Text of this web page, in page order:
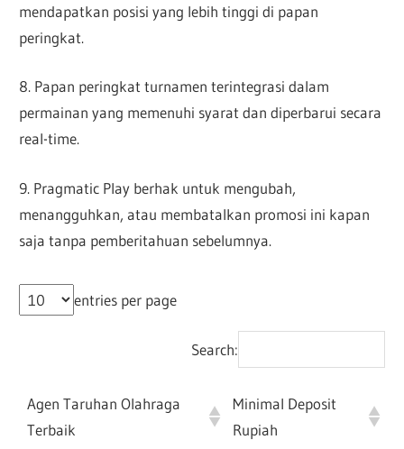
mendapatkan posisi yang lebih tinggi di papan
peringkat.
8. Papan peringkat turnamen terintegrasi dalam
permainan yang memenuhi syarat dan diperbarui secara
real-time.
9. Pragmatic Play berhak untuk mengubah,
menangguhkan, atau membatalkan promosi ini kapan
saja tanpa pemberitahuan sebelumnya.
entries per page
Search:
Agen Taruhan Olahraga
Terbaik
Minimal Deposit
Rupiah